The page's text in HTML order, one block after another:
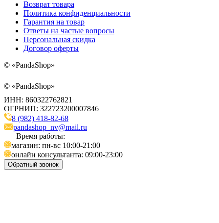
Возврат товара
Политика конфиденциальности
Гарантия на товар
Ответы на частые вопросы
Персональная скидка
Договор оферты
© «PandaShop»
© «PandaShop»
ИНН: 860322762821
ОГРНИП: 322723200007846
8 (982) 418-82-68
pandashop_nv@mail.ru
Время работы:
магазин: пн-вс 10:00-21:00
онлайн консультанта: 09:00-23:00
Обратный звонок